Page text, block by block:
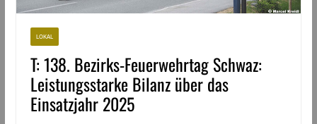
LOKAL
T: 138. Bezirks-Feuerwehrtag Schwaz:
Leistungsstarke Bilanz über das
Einsatzjahr 2025